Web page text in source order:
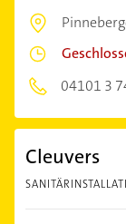
04101 3
Cleuvers